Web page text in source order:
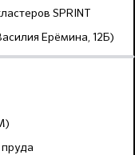
SPRINT
Ерёмина, 12Б)